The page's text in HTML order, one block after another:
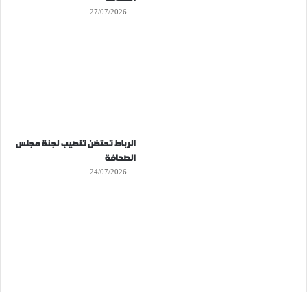
27/07/2026
الرباط تحتضن تنصيب لجنة مجلس
الصحافة
24/07/2026